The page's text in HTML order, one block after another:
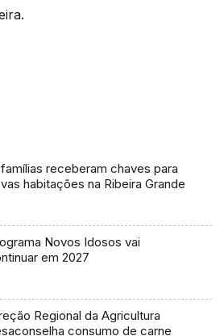
famílias receberam chaves para
habitações na Ribeira Grande
Novos Idosos vai
em 2027
Regional da Agricultura
consumo de carne